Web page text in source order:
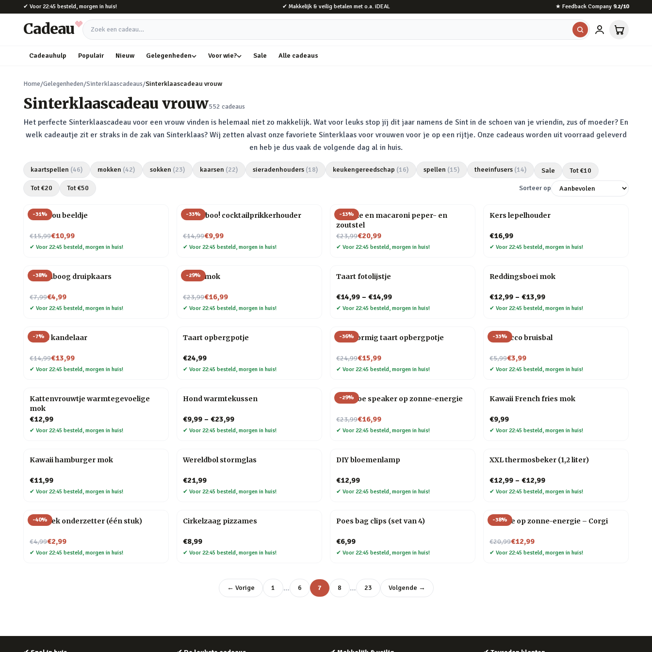
Naar hoofdinhoud
✔ Voor 22:45 besteld, morgen in huis! ✔ Makkelijk & veilig betalen met o.a. iDEAL ★ Feedback Company 9.2/10
Cadeau Zoek een cadeau
Cadeauhulp Populair Nieuw Gelegenheden Voor wie? Sale Alle cadeaus
Home/Gelegenheden/Sinterklaascadeaus/Sinterklaascadeau vrouw
Sinterklaascadeau vrouw552 cadeaus
Het perfecte Sinterklaascadeau voor een vrouw vinden is helemaal niet zo makkelijk. Wat voor leuks stop jij dit jaar namens de Sint in de schoen van je vriendin, zus of moeder? En
welk cadeautje zit er straks in de zak van Sinterklaas? Wij zetten alvast onze favoriete Sinterklaas voor vrouwen voor je op een rijtje. Onze cadeaus worden uit voorraad geleverd
en heb je dus vaak de volgende dag al in huis.
kaartspellen (46) mokken (42) sokken (23) kaarsen (22) sieradenhouders (18) keukengereedschap (16) spellen (15) theeinfusers (14) Sale Tot €10
Tot €20 Tot €50 Sorteer op
-31%
Love you beeldje
€15,99
Nu voor€10,99
✔ Voor 22:45 besteld, morgen in huis!
-33%
Pick a boo! cocktailprikkerhouder
€14,99
Nu voor€9,99
✔ Voor 22:45 besteld, morgen in huis!
-13%
Farfalle en macaroni peper- en
zoutstel
€23,99
Nu voor€20,99
✔ Voor 22:45 besteld, morgen in huis!
Kers lepelhouder
€16,99
✔ Voor 22:45 besteld, morgen in huis!
-38%
Regenboog druipkaars
€7,99
Nu voor€4,99
✔ Voor 22:45 besteld, morgen in huis!
-29%
Taart mok
€23,99
Nu voor€16,99
✔ Voor 22:45 besteld, morgen in huis!
Taart fotolijstje
€14,99 – €14,99
✔ Voor 22:45 besteld, morgen in huis!
Reddingsboei mok
€12,99 – €13,99
✔ Voor 22:45 besteld, morgen in huis!
-7%
Taart kandelaar
€14,99
Nu voor€13,99
✔ Voor 22:45 besteld, morgen in huis!
Taart opbergpotje
€24,99
✔ Voor 22:45 besteld, morgen in huis!
-36%
Hartvormig taart opbergpotje
€24,99
Nu voor€15,99
✔ Voor 22:45 besteld, morgen in huis!
-33%
Prosecco bruisbal
€5,99
Nu voor€3,99
✔ Voor 22:45 besteld, morgen in huis!
Kattenvrouwtje warmtegevoelige
mok
€12,99
✔ Voor 22:45 besteld, morgen in huis!
Hond warmtekussen
€9,99 – €23,99
✔ Voor 22:45 besteld, morgen in huis!
-29%
Bamboe speaker op zonne-energie
€23,99
Nu voor€16,99
✔ Voor 22:45 besteld, morgen in huis!
Kawaii French fries mok
€9,99
✔ Voor 22:45 besteld, morgen in huis!
Kawaii hamburger mok
€11,99
✔ Voor 22:45 besteld, morgen in huis!
Wereldbol stormglas
€21,99
✔ Voor 22:45 besteld, morgen in huis!
DIY bloemenlamp
€12,99
✔ Voor 22:45 besteld, morgen in huis!
XXL thermosbeker (1,2 liter)
€12,99 – €12,99
✔ Voor 22:45 besteld, morgen in huis!
-40%
Mozaïek onderzetter (één stuk)
€4,99
Nu voor€2,99
✔ Voor 22:45 besteld, morgen in huis!
Cirkelzaag pizzames
€8,99
✔ Voor 22:45 besteld, morgen in huis!
Poes bag clips (set van 4)
€6,99
✔ Voor 22:45 besteld, morgen in huis!
-38%
Hondje op zonne-energie – Corgi
€20,99
Nu voor€12,99
✔ Voor 22:45 besteld, morgen in huis!
← Vorige 1 … 6 7 8 … 23 Volgende →